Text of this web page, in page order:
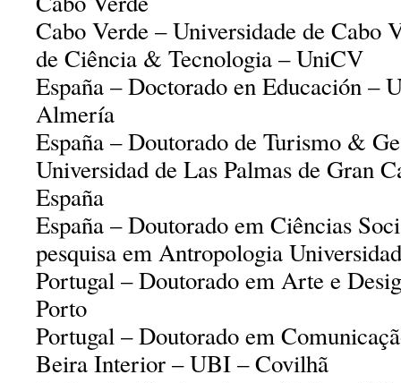
Cabo Verde – Universidade de Cabo
de Ciência & Tecnologia – UniCV
España – Doctorado en Educación –
Almería
España – Doutorado de Turismo &
Universidad de Las Palmas de Gran
España
España – Doutorado em Ciências
pesquisa em Antropologia
Portugal – Doutorado em Arte e
Porto
Portugal – Doutorado em
Beira Interior – UBI – Covilhã